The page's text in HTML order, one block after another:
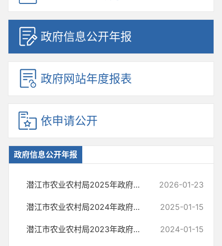
政府信息公开年报
政府网站年度报表
依申请公开
政府信息公开年报
潜江市农业农村局2025年政府信息公开工作年度报告 2026-01-23
潜江市农业农村局2024年政府信息公开工作年度报告 2025-01-15
潜江市农业农村局2023年政府信息公开工作年度报告 2024-01-15